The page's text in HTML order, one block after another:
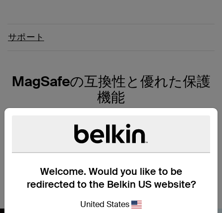
Welcome. Would you like to be
redirected to the Belkin US website?
United States
サポート
MagSafeの互換性と優れた保護
機能
付けることができ、どのような環境でも見やすくなります。紫
外線に強い素材が、変色や劣化を防ぎます。ケースの縁がわず
かに隆起しているため、スマートフォンを下向きに置いてもカ
デザインで、スマートフォンの機能やタッチの感度を妨げませ
ん。